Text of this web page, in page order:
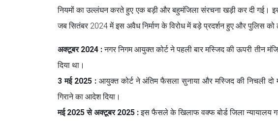
नियमों का उल्लंघन करते हुए एक बड़ी और बहुमंजिला संरचना खड़ी कर दी गई।
जब सितंबर 2024 में इस अवैध निर्माण के विरोध में बड़े प्रदर्शन हुए और पुलिस को
अक्टूबर 2024 :नगर निगम आयुक्त कोर्ट ने पहली बार मस्जिद की ऊपरी तीन
दिया था।
3 मई 2025 : आयुक्त कोर्ट ने अंतिम फैसला सुनाया और मस्जिद की निचली दो
गिराने का आदेश दिया।
मई 2025 से अक्टूबर 2025 :इस फैसले के खिलाफ वक्फ बोर्ड जिला न्यायालय